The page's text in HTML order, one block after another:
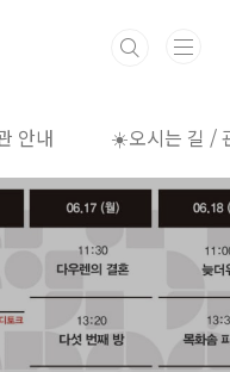
안내 ☀️오시는 길 /